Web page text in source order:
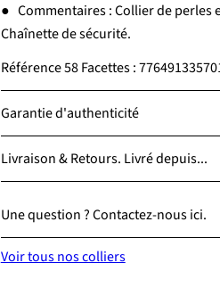
● Commentaires : Collier de perles
Chaînette de sécurité.
Référence 58 Facettes :
Garantie d'authenticité
Livraison & Retours. Livré depuis...
Une question ? Contactez-nous ici.
Voir tous nos colliers